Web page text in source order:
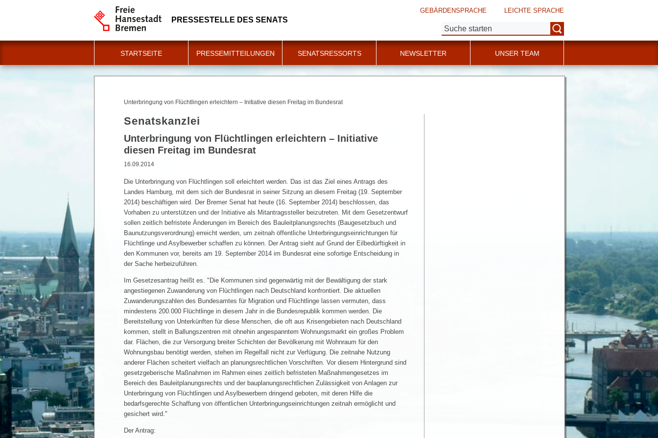
PRESSESTELLE DES SENATS
GEBÄRDENSPRACHE LEICHTE SPRACHE
Suche:
STARTSEITE PRESSEMITTEILUNGEN SENATSRESSORTS NEWSLETTER UNSER TEAM
Unterbringung von Flüchtlingen erleichtern – Initiative diesen Freitag im Bundesrat
Senatskanzlei
Unterbringung von Flüchtlingen erleichtern – Initiative
diesen Freitag im Bundesrat
16.09.2014
Die Unterbringung von Flüchtlingen soll erleichtert werden. Das ist das Ziel eines Antrags des
Landes Hamburg, mit dem sich der Bundesrat in seiner Sitzung an diesem Freitag (19. September
2014) beschäftigen wird. Der Bremer Senat hat heute (16. September 2014) beschlossen, das
Vorhaben zu unterstützen und der Initiative als Mitantragssteller beizutreten. Mit dem Gesetzentwurf
sollen zeitlich befristete Änderungen im Bereich des Bauleitplanungsrechts (Baugesetzbuch und
Baunutzungsverordnung) erreicht werden, um zeitnah öffentliche Unterbringungseinrichtungen für
Flüchtlinge und Asylbewerber schaffen zu können. Der Antrag sieht auf Grund der Eilbedürftigkeit in
den Kommunen vor, bereits am 19. September 2014 im Bundesrat eine sofortige Entscheidung in
der Sache herbeizuführen.
Im Gesetzesantrag heißt es. "Die Kommunen sind gegenwärtig mit der Bewältigung der stark
angestiegenen Zuwanderung von Flüchtlingen nach Deutschland konfrontiert. Die aktuellen
Zuwanderungszahlen des Bundesamtes für Migration und Flüchtlinge lassen vermuten, dass
mindestens 200.000 Flüchtlinge in diesem Jahr in die Bundesrepublik kommen werden. Die
Bereitstellung von Unterkünften für diese Menschen, die oft aus Krisengebieten nach Deutschland
kommen, stellt in Ballungszentren mit ohnehin angespanntem Wohnungsmarkt ein großes Problem
dar. Flächen, die zur Versorgung breiter Schichten der Bevölkerung mit Wohnraum für den
Wohnungsbau benötigt werden, stehen im Regelfall nicht zur Verfügung. Die zeitnahe Nutzung
anderer Flächen scheitert vielfach an planungsrechtlichen Vorschriften. Vor diesem Hintergrund sind
gesetzgeberische Maßnahmen im Rahmen eines zeitlich befristeten Maßnahmengesetzes im
Bereich des Bauleitplanungsrechts und der bauplanungsrechtlichen Zulässigkeit von Anlagen zur
Unterbringung von Flüchtlingen und Asylbewerbern dringend geboten, mit deren Hilfe die
bedarfsgerechte Schaffung von öffentlichen Unterbringungseinrichtungen zeitnah ermöglicht und
gesichert wird."
Der Antrag: